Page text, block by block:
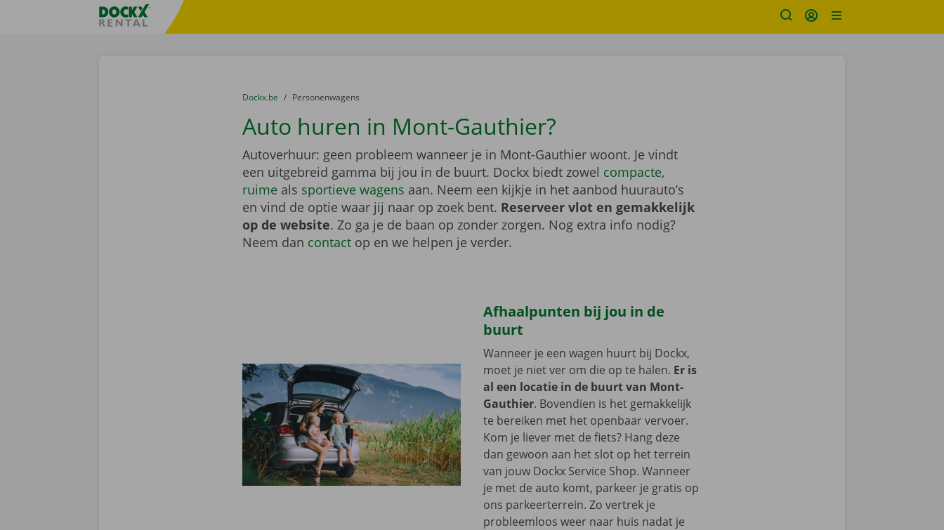
Taalselectie overslaanFratello DEMO
U bevindt zich hier:
van
Dockx.be naar
Personenwagens
Auto huren in Mont-Gauthier?
Autoverhuur: geen probleem wanneer je in Mont-Gauthier woont. Je vindt
een uitgebreid gamma bij jou in de buurt. Dockx biedt zowel compacte,
ruimeals sportieve wagens aan. Neem een kijkje in het aanbod huurauto’s
en vind de optie waar jij naar op zoek bent. Reserveer vlot en gemakkelijk
op de website. Zo ga je de baan op zonder zorgen. Nog extra info nodig?
Neem dan contactop en we helpen je verder.
Afhaalpunten bij jou in de
buurt
Wanneer je een wagen huurt bij Dockx,
moet je niet ver om die op te halen. Er is
al een locatie in de buurt van Mont-
Gauthier. Bovendien is het gemakkelijk
te bereiken met het openbaar vervoer.
Kom je liever met de fiets? Hang deze
dan gewoon aan het slot op het terrein
van jouw Dockx Service Shop. Wanneer
je met de auto komt, parkeer je gratis op
ons parkeerterrein. Zo vertrek je
probleemloos weer naar huis nadat je